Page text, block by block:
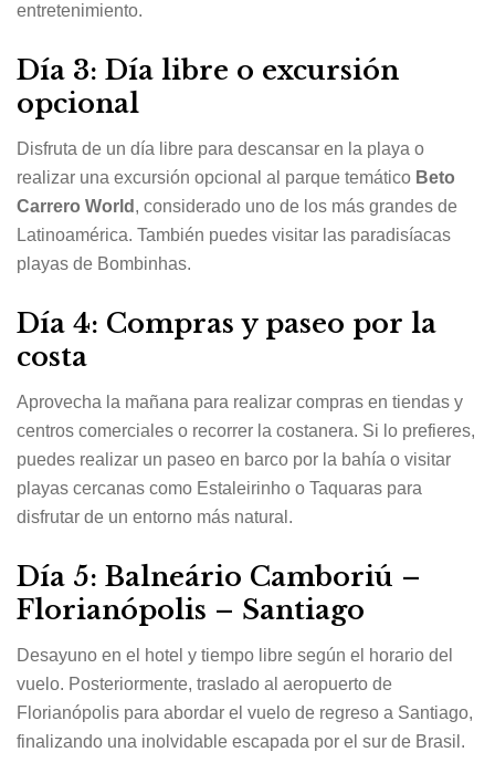
entretenimiento.
Día 3: Día libre o excursión
opcional
Disfruta de un día libre para descansar en la playa o
realizar una excursión opcional al parque temático Beto
Carrero World , considerado uno de los más grandes de
Latinoamérica. También puedes visitar las paradisíacas
playas de Bombinhas.
Día 4: Compras y paseo por la
costa
Aprovecha la mañana para realizar compras en tiendas y
centros comerciales o recorrer la costanera. Si lo prefieres,
puedes realizar un paseo en barco por la bahía o visitar
playas cercanas como Estaleirinho o Taquaras para
disfrutar de un entorno más natural.
Día 5: Balneário Camboriú –
Florianópolis – Santiago
Desayuno en el hotel y tiempo libre según el horario del
vuelo. Posteriormente, traslado al aeropuerto de
Florianópolis para abordar el vuelo de regreso a Santiago,
finalizando una inolvidable escapada por el sur de Brasil.